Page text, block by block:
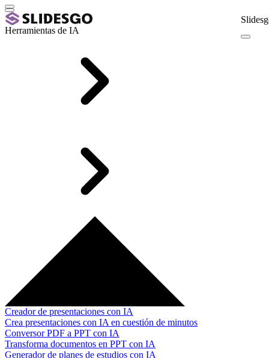
Herramientas de IA
Creador de presentaciones con IA
Crea presentaciones con IA en cuestión de minutos
Conversor PDF a PPT con IA
Transforma documentos en PPT con IA
Generador de planes de estudios con IA